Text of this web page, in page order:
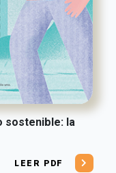
sostenible: la
LEER PDF